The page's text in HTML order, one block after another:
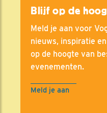
Blijf op de
Meld je aan voor
nieuws, inspiratie
op de hoogte van
evenementen.
Meld je aan